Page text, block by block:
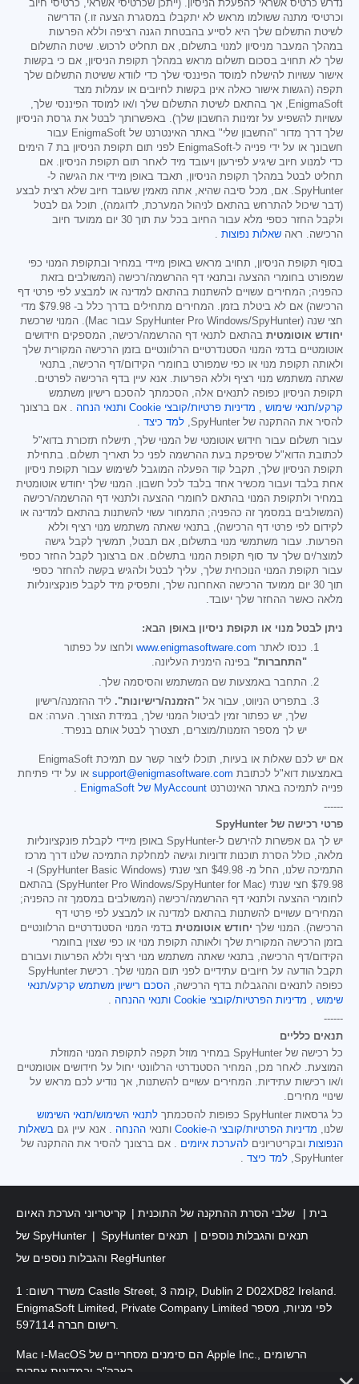
נדרש כרטיס אשראי להפעלת הניסיון. (ייתכן שכרטיסי אשראי, כרטיסי חיוב
וכרטיסי מתנה ששולמו מראש לא יתקבלו במסגרת הצעה זו.) הדרישה
לשיטת התשלום שלך היא לסייע בהבטחת הגנה רציפה וללא הפרעות
במהלך המעבר מניסיון למנוי בתשלום, אם תחליט לרכוש. שיטת התשלום
שלך לא תחויב בסכום תשלום מראש במהלך תקופת הניסיון, אם כי בקשות
אישור עשויות להישלח למוסד הפיננסי שלך כדי לוודא ששיטת התשלום שלך
תקפה (הגשות אישור כאלה אינן בקשות לחיובים או עמלות מצד
EnigmaSoft, אך בהתאם לשיטת התשלום שלך ו/או למוסד הפיננסי שלך,
עשויות להשפיע על זמינות החשבון שלך). באפשרותך לבטל את גרסת הניסיון
שלך דרך מדור "החשבון שלי" באתר האינטרנט של EnigmaSoft עבור
חשבונך או על ידי פנייה ל-EnigmaSoft לפני תום תקופת הניסיון בת 7 הימים
כדי למנוע חיוב שיגיע לפירעון ויעובד מיד לאחר תום תקופת הניסיון. אם
תחליט לבטל במהלך תקופת הניסיון, תאבד באופן מיידי את הגישה ל-
SpyHunter. אם, מכל סיבה שהיא, אתה מאמין שעובד חיוב שלא רצית לבצע
(דבר שיכול להתרחש בהתאם לניהול המערכת, לדוגמה), תוכל גם לבטל
ולקבל החזר כספי מלא עבור החיוב בכל עת תוך 30 יום ממועד חיוב
הרכישה. ראה שאלות נפוצות .
בסוף תקופת הניסיון, תחויב מראש באופן מיידי במחיר ובתקופת המנוי כפי
שמפורט בחומרי ההצעה ובתנאי דף ההרשמה/רכישה (המשולבים בזאת
כהפניה; המחירים עשויים להשתנות בהתאם למדינה או למבצע לפי פרטי דף
הרכישה) אם לא ביטלת בזמן. המחירים מתחילים בדרך כלל ב- $79.98 מדי
חצי שנה (SpyHunter Pro Windows/SpyHunter עבור Mac). המנוי שרכשת
יחודש אוטומטית בהתאם לתנאי דף ההרשמה/רכישה, המספקים חידושים
אוטומטיים בדמי המנוי הסטנדרטיים הרלוונטיים בזמן הרכישה המקורית שלך
ולאותה תקופת מנוי או כפי שמפורט בחומרי הקידום/דף הרכישה, בתנאי
שאתה משתמש מנוי רציף וללא הפרעות. אנא עיין בדף הרכישה לפרטים.
תקופת הניסיון כפופה לתנאים אלה, הסכמתך להסכם רישיון משתמש
קרקע/תנאי שימוש , מדיניות פרטיות/קובצי Cookie ותנאי הנחה . אם ברצונך
להסיר את ההתקנה של SpyHunter,
למד כיצד .
עבור תשלום עבור חידוש אוטומטי של המנוי שלך, תישלח תזכורת בדוא"ל
לכתובת הדוא"ל שסיפקת בעת ההרשמה לפני כל תאריך תשלום. בתחילת
תקופת הניסיון שלך, תקבל קוד הפעלה המוגבל לשימוש עבור תקופת ניסיון
אחת בלבד ועבור מכשיר אחד בלבד לכל חשבון. המנוי שלך יחודש אוטומטית
במחיר ולתקופת המנוי בהתאם לחומרי ההצעה ולתנאי דף ההרשמה/רכישה
(המשולבים במסמך זה כהפניה; התמחור עשוי להשתנות בהתאם למדינה או
לקידום לפי פרטי דף הרכישה), בתנאי שאתה משתמש מנוי רציף וללא
הפרעות. עבור משתמשי מנוי בתשלום, אם תבטל, תמשיך לקבל גישה
למוצר/ים שלך עד סוף תקופת המנוי בתשלום. אם ברצונך לקבל החזר כספי
עבור תקופת המנוי הנוכחית שלך, עליך לבטל ולהגיש בקשה להחזר כספי
תוך 30 יום ממועד הרכישה האחרונה שלך, ותפסיק מיד לקבל פונקציונליות
מלאה כאשר ההחזר שלך יעובד.
ניתן לבטל מנוי או תקופת ניסיון באופן הבא:
כנסו לאתר www.enigmasoftware.com ולחצו על כפתור
"התחברות" בפינה הימנית העליונה.
התחבר באמצעות שם המשתמש והסיסמה שלך.
בתפריט הניווט, עבור אל "הזמנה/רישיונות". ליד ההזמנה/רישיון
שלך, יש כפתור זמין לביטול המנוי שלך, במידת הצורך. הערה: אם
יש לך מספר הזמנות/מוצרים, תצטרך לבטל אותם בנפרד.
אם יש לכם שאלות או בעיות, תוכלו ליצור קשר עם תמיכת EnigmaSoft
באמצעות דוא"ל לכתובת support@enigmasoftware.com או על ידי פתיחת
פנייה לתמיכה באתר האינטרנט MyAccount של EnigmaSoft
.
------
פרטי רכישה של SpyHunter
יש לך גם אפשרות להירשם ל-SpyHunter באופן מיידי לקבלת פונקציונליות
מלאה, כולל הסרת תוכנות זדוניות וגישה למחלקת התמיכה שלנו דרך מרכז
התמיכה שלנו, החל מ- $49.98 חצי שנתי (SpyHunter Basic Windows) ו-
$79.98
חצי שנתי (SpyHunter Pro Windows/SpyHunter for Mac) בהתאם
לחומרי ההצעה ולתנאי דף ההרשמה/רכישה (המשולבים במסמך זה כהפניה;
המחירים עשויים להשתנות בהתאם למדינה או למבצע לפי פרטי דף
הרכישה). המנוי שלך יחודש אוטומטית בדמי המנוי הסטנדרטיים הרלוונטיים
בזמן הרכישה המקורית שלך ולאותה תקופת מנוי או כפי שצוין בחומרי
הקידום/דף הרכישה, בתנאי שאתה משתמש מנוי רציף וללא הפרעות ועבורם
תקבל הודעה על חיובים עתידיים לפני תום המנוי שלך. רכישת SpyHunter
כפופה לתנאים וההגבלות בדף הרכישה, הסכם רישיון משתמש קרקע/תנאי
שימוש , מדיניות הפרטיות/קובצי Cookie ותנאי ההנחה .
------
תנאים כלליים
כל רכישה של SpyHunter במחיר מוזל תקפה לתקופת המנוי המוזלת
המוצעת. לאחר מכן, המחיר הסטנדרטי הרלוונטי יחול על חידושים אוטומטיים
ו/או רכישות עתידיות. המחירים עשויים להשתנות, אך נודיע לכם מראש על
שינויי מחירים.
כל גרסאות SpyHunter כפופות להסכמתך
לתנאי השימוש/תנאי השימוש
שלנו, מדיניות הפרטיות/קובצי ה-Cookie ותנאי ההנחה . אנא עיין גם בשאלות
הנפוצות ובקריטריונים להערכת איומים . אם ברצונך להסיר את ההתקנה של
SpyHunter, למד כיצד .
בית שלבי הסרת ההתקנה של התוכנית
קריטריוני הערכת האיום
של SpyHunter
SpyHunter תנאים והגבלות נוספים
תנאים
והגבלות נוספים של RegHunter
משרד רשום: 1 Castle Street, קומה 3, Dublin 2 D02XD82 Ireland.
EnigmaSoft Limited, Private Company Limited לפי מניות, מספר
Mac ו-MacOS הם סימנים מסחריים של Apple Inc., הרשומים